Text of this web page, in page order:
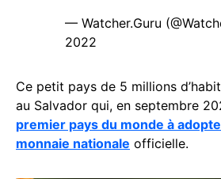
— Watcher.Guru
2022
Ce petit pays de 5 millions
au Salvador qui, en septembre
premier pays du monde à
monnaie nationale officielle.